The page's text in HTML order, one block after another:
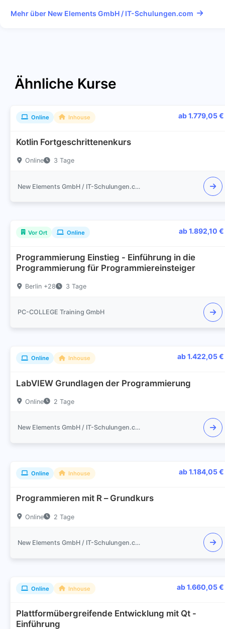
Mehr über New Elements GmbH / IT-Schulungen.com
Ähnliche Kurse
Online Inhouse ab 1.779,05 €
Kotlin Fortgeschrittenenkurs
Online 3 Tage
New Elements GmbH / IT-Schulungen.com
Vor Ort Online ab 1.892,10 €
Programmierung Einstieg - Einführung in die
Programmierung für Programmiereinsteiger
Berlin +28 3 Tage
PC-COLLEGE Training GmbH
Online Inhouse ab 1.422,05 €
LabVIEW Grundlagen der Programmierung
Online 2 Tage
New Elements GmbH / IT-Schulungen.com
Online Inhouse ab 1.184,05 €
Programmieren mit R – Grundkurs
Online 2 Tage
New Elements GmbH / IT-Schulungen.com
Online Inhouse ab 1.660,05 €
Plattformübergreifende Entwicklung mit Qt -
Einführung